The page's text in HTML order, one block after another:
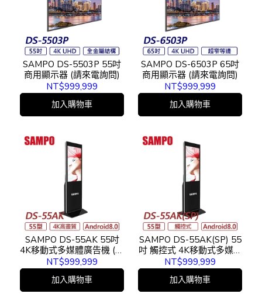
SAMPO DS-5503P 55吋
商用顯示器 (請來電詢問)
NT$999,999
加入購物車
SAMPO DS-6503P 65吋
商用顯示器 (請來電詢問)
NT$999,999
加入購物車
SAMPO DS-55AK 55吋
4K移動式多媒體廣告機 (請
來電詢問)
NT$999,999
加入購物車
SAMPO DS-55AK(SP) 55
吋 觸控式 4K移動式多媒體
廣告機 (請來電詢問)
NT$999,999
加入購物車